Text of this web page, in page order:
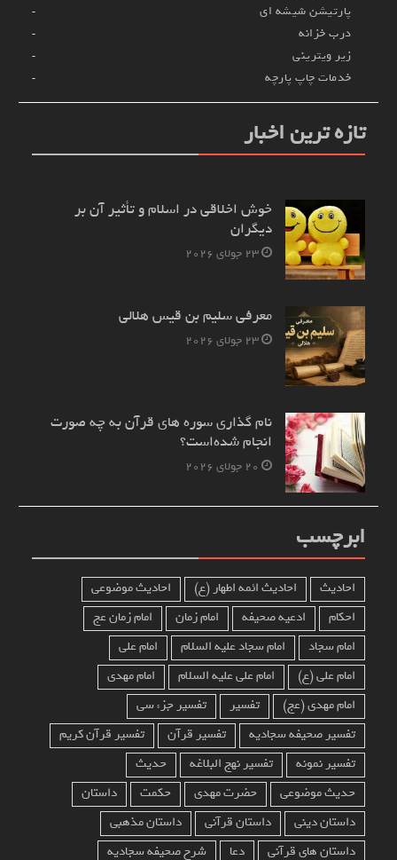
پارتیشن شیشه ای
درب خزانه
زیر ویترینی
خدمات چاپ پارچه
تازه ترین اخبار
خوش اخلاقی در اسلام و تأثیر آن بر
دیگران
23 جولای 2026
معرفی سلیم بن قیس هلالی
23 جولای 2026
نام‌ گذاری سوره های قرآن به چه صورت
انجام شده‌است؟
20 جولای 2026
ابرچسب
احادیث احادیث ائمه اطهار (ع)
احادیث موضوعی
احکام
ادعیه صحیفه امام زمان
امام زمان عج
امام سجاد
امام سجاد علیه السلام
امام علی
امام علی (ع)
امام علی علیه السلام
امام مهدی
امام مهدی (عج)
تفسیر
تفسیر جزء سی
تفسیر صحیفه سجادیه
تفسیر قرآن
تفسیر قرآن کریم
تفسیر نمونه
تفسیر نهج البلاغه
حدیث
حدیث موضوعی
حضرت مهدی حکمت
داستان
داستان دینی
داستان قرآنی
داستان مذهبی
داستان های قرآنی
دعا شرح صحیفه سجادیه